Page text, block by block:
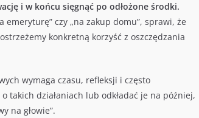
i w końcu sięgnąć po odłożone środki.
emeryturę” czy „na zakup domu”, sprawi, że
konkretną korzyść z oszczędzania
wymaga czasu, refleksji i często
takich działaniach lub odkładać je na później,
na głowie”.